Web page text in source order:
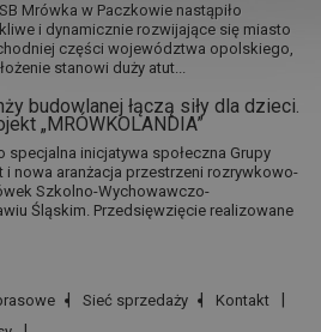
Mrówka w Paczkowie nastąpiło
i dynamicznie rozwijające się miasto
części województwa opolskiego,
stanowi duży atut...
budowlanej łączą siły dla dzieci.
„MRÓWKOLANDIA”
specjalna inicjatywa społeczna Grupy
i nowa aranżacja przestrzeni rozrywkowo-
Szkolno-Wychowawczo-
Śląskim. Przedsięwzięcie realizowane
Sieć sprzedaży
Kontakt